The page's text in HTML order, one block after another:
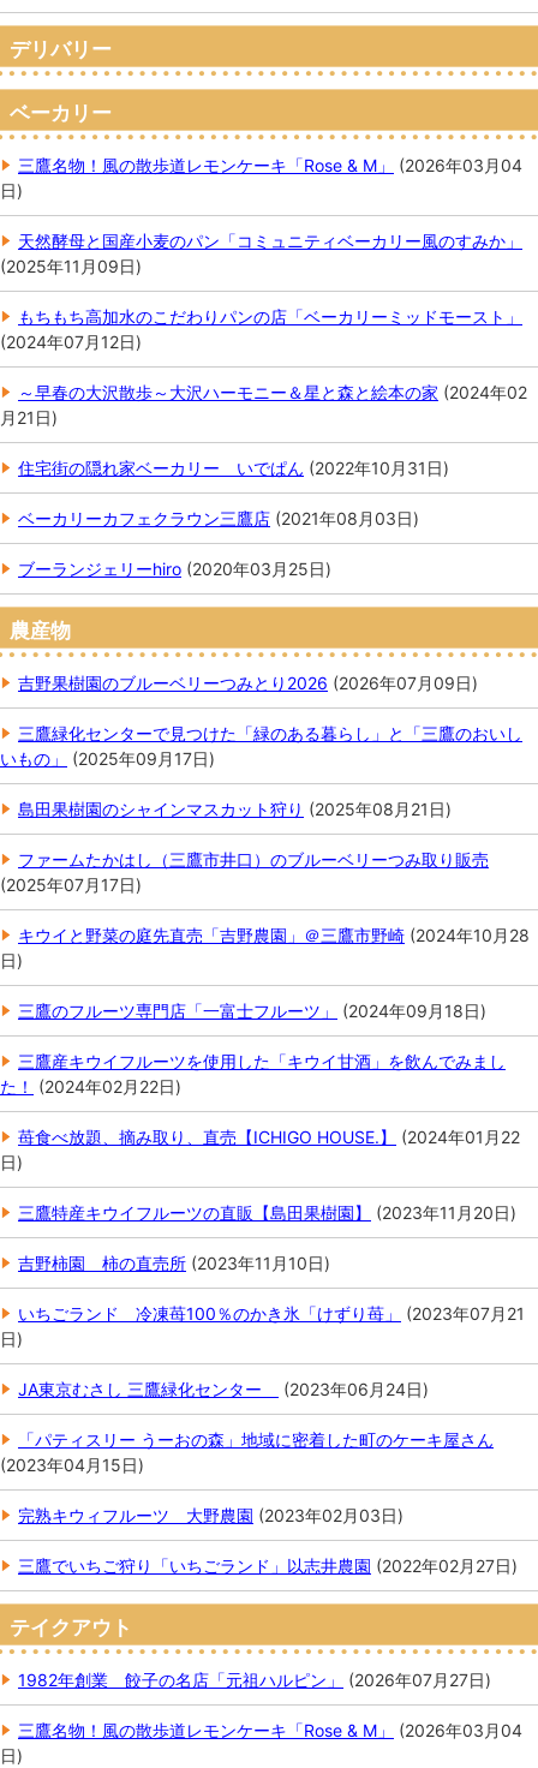
デリバリー
ベーカリー
三鷹名物！風の散歩道レモンケーキ「Rose & M」 (2026年03月04
日)
天然酵母と国産小麦のパン「コミュニティベーカリー風のすみか」
(2025年11月09日)
もちもち高加水のこだわりパンの店「ベーカリーミッドモースト」
(2024年07月12日)
～早春の大沢散歩～大沢ハーモニー＆星と森と絵本の家 (2024年02
月21日)
住宅街の隠れ家ベーカリー いでぱん (2022年10月31日)
ベーカリーカフェクラウン三鷹店 (2021年08月03日)
ブーランジェリーhiro (2020年03月25日)
農産物
吉野果樹園のブルーベリーつみとり2026 (2026年07月09日)
三鷹緑化センターで見つけた「緑のある暮らし」と「三鷹のおいし
いもの」
(2025年09月17日)
島田果樹園のシャインマスカット狩り (2025年08月21日)
ファームたかはし（三鷹市井口）のブルーベリーつみ取り販売
(2025年07月17日)
キウイと野菜の庭先直売「吉野農園」＠三鷹市野崎 (2024年10月28
日)
三鷹のフルーツ専門店「一富士フルーツ」 (2024年09月18日)
三鷹産キウイフルーツを使用した「キウイ甘酒」を飲んでみまし
た！
(2024年02月22日)
苺食べ放題、摘み取り、直売【ICHIGO HOUSE.】 (2024年01月22
日)
三鷹特産キウイフルーツの直販【島田果樹園】 (2023年11月20日)
吉野柿園 柿の直売所 (2023年11月10日)
いちごランド 冷凍苺100％のかき氷「けずり苺」 (2023年07月21
日)
JA東京むさし 三鷹緑化センター (2023年06月24日)
「パティスリー うーおの森」地域に密着した町のケーキ屋さん
(2023年04月15日)
完熟キウィフルーツ 大野農園 (2023年02月03日)
三鷹でいちご狩り「いちごランド」以志井農園 (2022年02月27日)
テイクアウト
1982年創業 餃子の名店「元祖ハルピン」 (2026年07月27日)
三鷹名物！風の散歩道レモンケーキ「Rose & M」 (2026年03月04
日)